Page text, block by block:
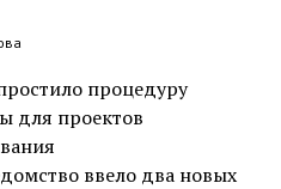
процедуру
для проектов
ввело два новых